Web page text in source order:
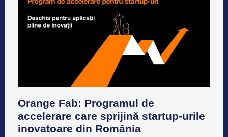
Orange Fab: Programul de
accelerare care sprijină startup-urile
inovatoare din România